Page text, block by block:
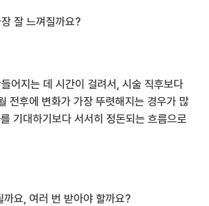
잘 느껴질까요?
어지는 데 시간이 걸려서, 시술 직후보다
전후에 변화가 가장 뚜렷해지는 경우가 많
기대하기보다 서서히 정돈되는 흐름으로
까요, 여러 번 받아야 할까요?